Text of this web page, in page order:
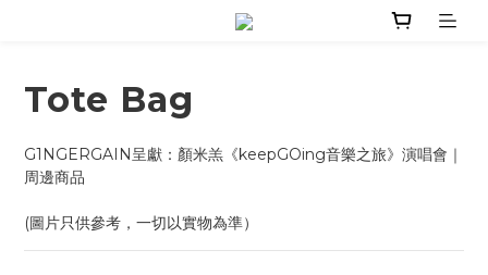
Tote Bag
G1NGERGAIN呈獻：顏米羔《keepGOing音樂之旅》演唱會｜
周邊商品
(圖片只供參考，一切以實物為準）